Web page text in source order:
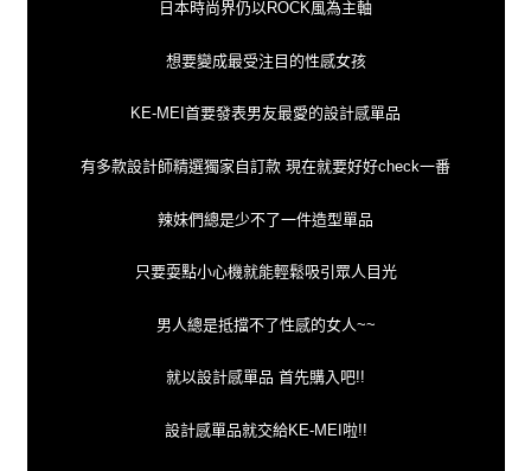
日本時尚界仍以ROCK風為主軸
想要變成最受注目的性感女孩
KE-MEI首要發表男友最愛的設計感單品
有多款設計師精選獨家自訂款 現在就要好好check一番
辣妹們總是少不了一件造型單品
只要耍點小心機就能輕鬆吸引眾人目光
男人總是抵擋不了性感的女人~~
就以設計感單品 首先購入吧!!
設計感單品就交給KE-MEI啦!!